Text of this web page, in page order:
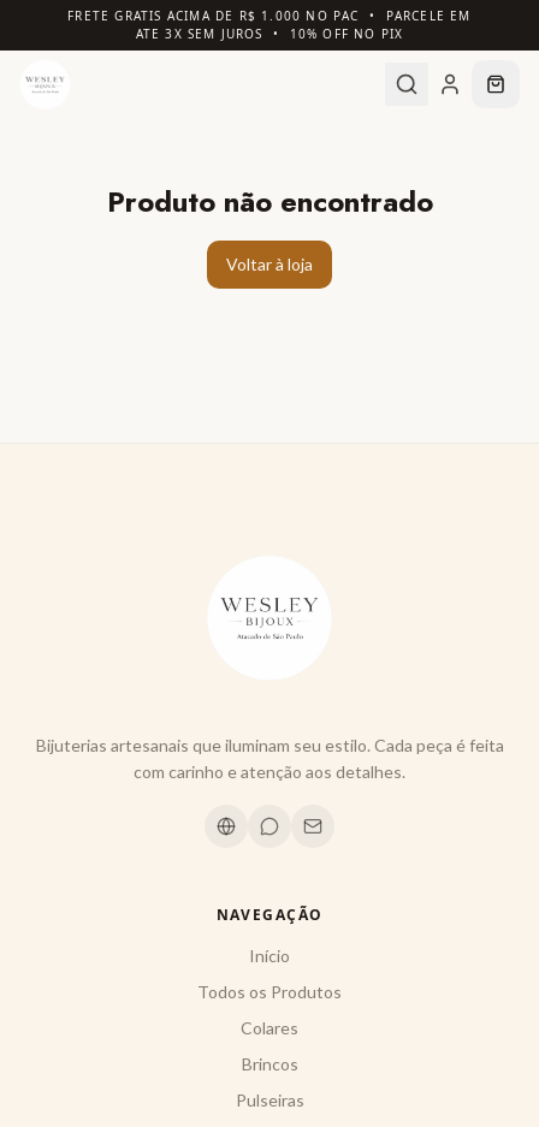
FRETE GRATIS ACIMA DE R$ 1.000 NO PAC • PARCELE EM
ATE 3X SEM JUROS • 10% OFF NO PIX
Produto não encontrado
Voltar à loja
Bijuterias artesanais que iluminam seu estilo. Cada peça é feita
com carinho e atenção aos detalhes.
NAVEGAÇÃO
Início
Todos os Produtos
Colares
Brincos
Pulseiras